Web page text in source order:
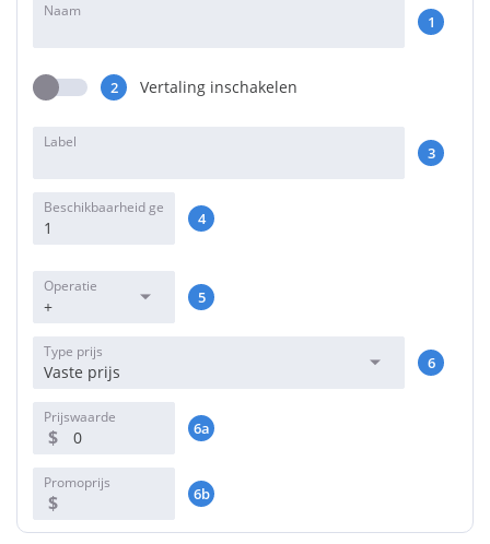
Naam
1
2 Vertaling inschakelen
Label
3
Beschikbaarheid ge
boekt
4
Operatie
+ 5
Type prijs
Vaste prijs 6
Prijswaarde
$ 6a
Promoprijs
$ 6b